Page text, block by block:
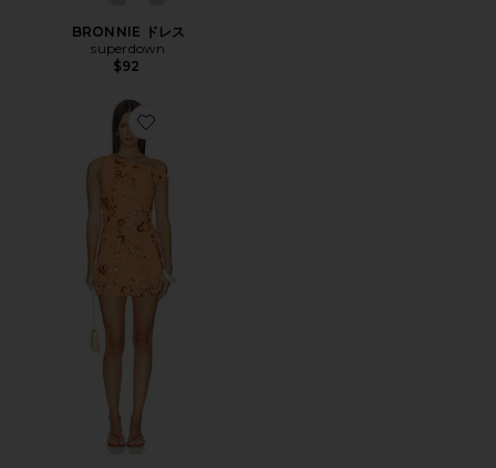
BRONNIE ドレス
superdown
$92
Favorite JOSEFINA ドレス